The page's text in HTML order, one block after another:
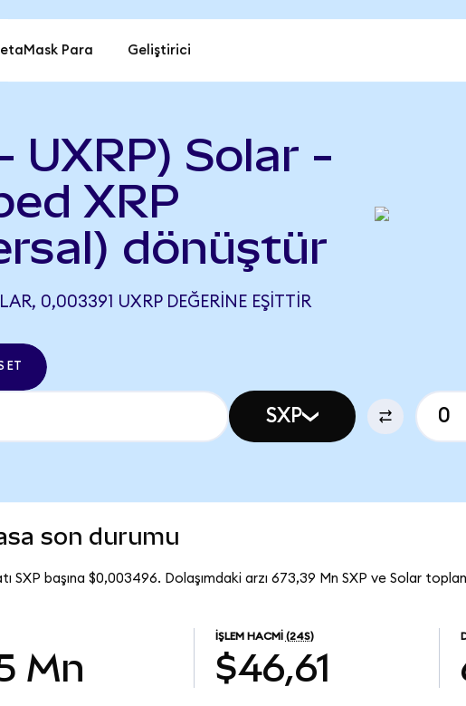
Para Geliştirici
UXRP) Solar -
XRP
dönüştür
0,003391 UXRP DEĞERINE EŞITTIR
ET
SXP
son durumu
SXP başına $0,003496. Dolaşımdaki arzı 673,39 Mn SXP ve Solar
Mn
İŞLEM HACMI (24S)
$46,61